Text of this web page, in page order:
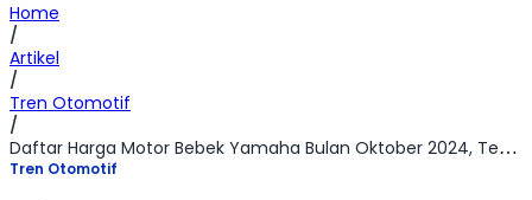
Home
/
Artikel
/
Tren Otomotif
/
Daftar Harga Motor Bebek Yamaha Bulan Oktober 2024, Termahal Rp 26 Jutaan!
Tren Otomotif